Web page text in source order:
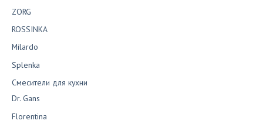
ZORG
ROSSINKA
Milardo
Splenka
Смесители для кухни
Dr. Gans
Florentina